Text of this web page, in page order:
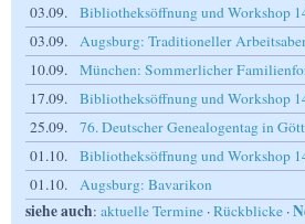
03.09.
Bibliotheksöffnung und Workshop
03.09.
Augsburg: Traditioneller
10.09.
München: Sommerlicher
17.09.
Bibliotheksöffnung und Workshop
25.09.
76. Deutscher Genealogentag in
01.10.
Bibliotheksöffnung und Workshop
01.10.
Augsburg: Bavarikon
siehe auch: aktuelle Termine ·Rückblicke ·